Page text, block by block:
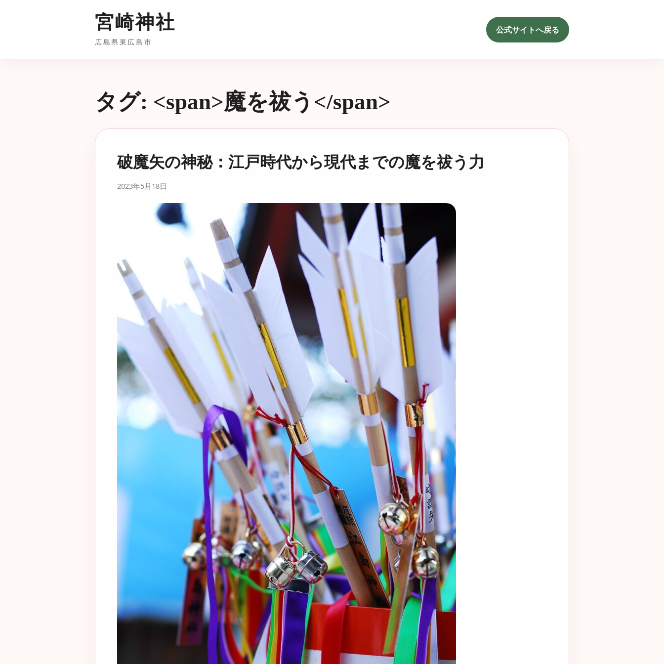
宮崎神社
広島県東広島市
公式サイトへ戻る
タグ: <span>魔を祓う</span>
破魔矢の神秘：江戸時代から現代までの魔を祓う力
2023年5月18日